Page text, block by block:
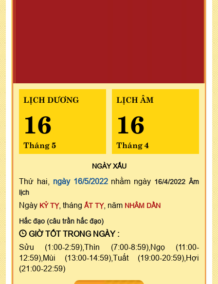
LỊCH DƯƠNG
16
Tháng 5
LỊCH ÂM
16
Tháng 4
NGÀYXẤU
Thứ hai, ngày 16/5/2022nhằm ngày 16/4/2022 Âm
lịch
Ngày KỶ TỴ, tháng ẤT TỴ, năm NHÂM DẦN
Hắc đạo (câu trần hắc đạo)
GIỜ TỐT TRONG NGÀY :
Sửu (1:00-2:59),Thìn (7:00-8:59),Ngọ (11:00-
12:59),Mùi (13:00-14:59),Tuất (19:00-20:59),Hợi
(21:00-22:59)